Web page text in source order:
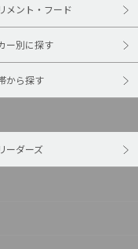
メント・フード
ー別に探す
から探す
ーダーズ